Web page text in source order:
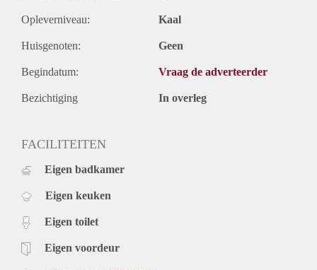
Opleverniveau: Kaal
Huisgenoten: Geen
Begindatum: Vraag de adverteerder
Bezichtiging In overleg
FACILITEITEN
Eigen badkamer
Eigen keuken
Eigen toilet
Eigen voordeur